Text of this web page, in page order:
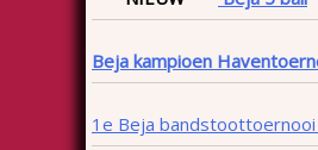
Beja kampioen
1e Beja